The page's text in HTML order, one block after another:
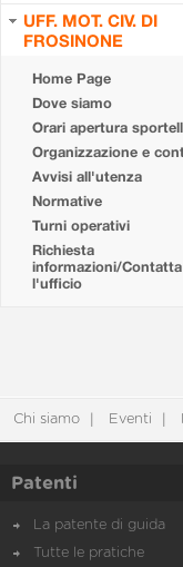
UFF. MOT. CIV. DI
FROSINONE
Home Page
Dove siamo
Orari apertura
Organizzazione e
Avvisi all'utenza
Normative
Turni operativi
Richiesta
informazioni/Contatta
l'ufficio
Chi siamo Eventi
Patenti
La patente di guida
Tutte le pratiche